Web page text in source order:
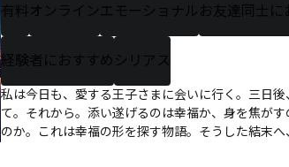
有料 オンライン エモーショナル お友達同士に
経験者におすすめ シリアス
私は今日も、愛する王子さまに会いに行く。三日
て。それから。添い遂げるのは幸福か、身を焦が
のか。これは幸福の形を探す物語。そうした結末へ